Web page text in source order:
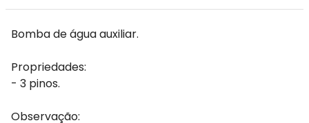
Bomba de água auxiliar.
Propriedades:
- 3 pinos.
Observação: